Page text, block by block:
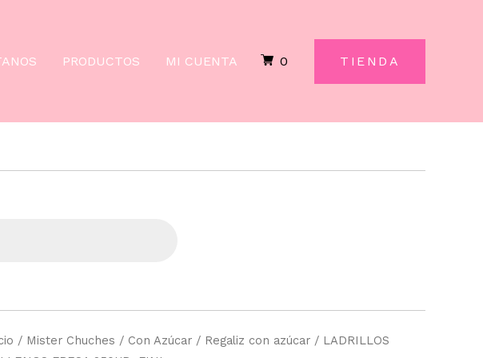
PRODUCTOS MI CUENTA 0 TIENDA
/ Mister Chuches / Con Azúcar / Regaliz con azúcar / LADRILLOS
cantidad